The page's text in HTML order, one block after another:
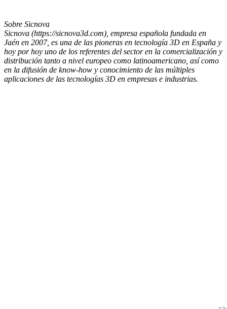
Sobre Sicnova
Sicnova (https://sicnova3d.com), empresa española fundada en
Jaén en 2007, es una de las pioneras en tecnología 3D en España y
hoy por hoy uno de los referentes del sector en la comercialización y
distribución tanto a nivel europeo como latinoamericano, así como
en la difusión de know-how y conocimiento de las múltiples
aplicaciones de las tecnologías 3D en empresas e industrias.